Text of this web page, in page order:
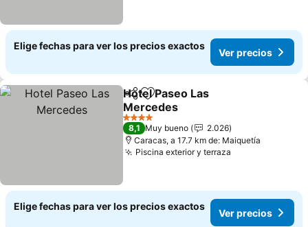
Elige fechas para ver los precios exactos
Ver precios
CompartirAgregar a favoritos
Hotel Paseo Las
Mercedes
Ver precios
4 Estrellas
8,1 Muy bueno
2.026
Caracas, a 17.7 km de: Maiquetía
Piscina exterior y terraza
Elige fechas para ver los precios exactos
Ver precios